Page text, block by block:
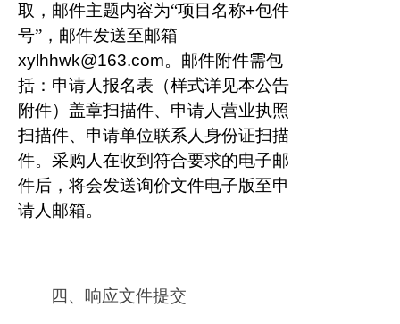
取，邮件主题内容为“项目名称+包件
号”，邮件发送至邮箱
xylhhwk@163.com。邮件附件需包
括：申请人报名表（样式详见本公告
附件）盖章扫描件、申请人营业执照
扫描件、申请单位联系人身份证扫描
件。采购人在收到符合要求的电子邮
件后，将会发送询价文件电子版至申
请人邮箱。
四、响应文件提交